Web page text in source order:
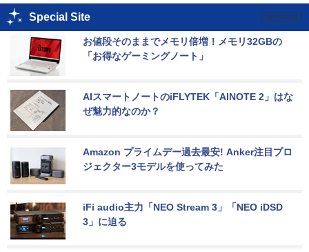
Special Site
お値段そのままでメモリ倍増！メモリ32GBの
「お得なゲーミングノート」
AIスマートノートのiFLYTEK「AINOTE 2」はな
ぜ魅力的なのか？
Amazon プライムデー過去最安! Anker注目プロ
ジェクター3モデルを使ってみた
iFi audio主力「NEO Stream 3」「NEO iDSD
3」に迫る